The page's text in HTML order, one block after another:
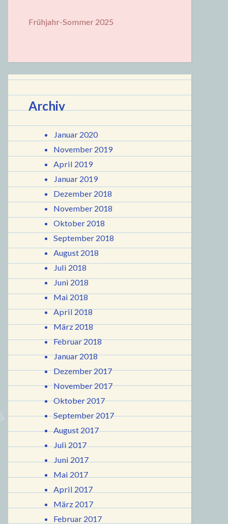
Frühjahr-Sommer 2025
Archiv
Januar 2020
November 2019
April 2019
Januar 2019
Dezember 2018
November 2018
Oktober 2018
September 2018
August 2018
Juli 2018
Juni 2018
Mai 2018
April 2018
März 2018
Februar 2018
Januar 2018
Dezember 2017
November 2017
Oktober 2017
September 2017
August 2017
Juli 2017
Juni 2017
Mai 2017
April 2017
März 2017
Februar 2017